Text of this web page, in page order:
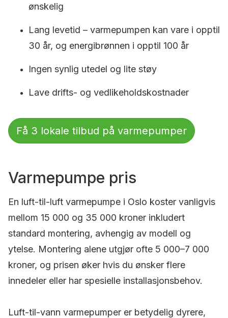
ønskelig
Lang levetid – varmepumpen kan vare i opptil
30 år, og energibrønnen i opptil 100 år
Ingen synlig utedel og lite støy
Lave drifts- og vedlikeholdskostnader
Få 3 lokale tilbud på varmepumper
Varmepumpe pris
En luft-til-luft varmepumpe i Oslo koster vanligvis
mellom 15 000 og 35 000 kroner inkludert
standard montering, avhengig av modell og
ytelse. Montering alene utgjør ofte 5 000–7 000
kroner, og prisen øker hvis du ønsker flere
innedeler eller har spesielle installasjonsbehov.
Luft-til-vann varmepumper er betydelig dyrere,